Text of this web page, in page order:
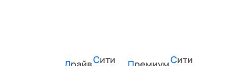
Сити Сити